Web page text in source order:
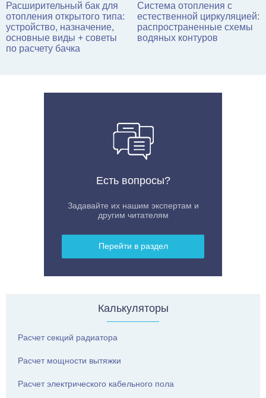
Расширительный бак для
отопления открытого типа:
устройство, назначение,
основные виды + советы
по расчету бачка
Система отопления с
естественной циркуляцией:
распространенные схемы
водяных контуров
Вентиляция
Эко-энергия
Здесь вы найдете материалы посвященные организации
информацию для домашних мастеров, желающих идеально
исследованы вопросы поиска, строительства, использования
оборудования для эксплуатации скважин и колодцев.
Профессионально описан монтаж систем водоснабжения,
Есть вопросы?
Задавайте их нашим экспертам и
другим читателям
Перейти в раздел
Калькуляторы
Расчет секций радиатора
Расчет мощности вытяжки
Расчет электрического кабельного пола